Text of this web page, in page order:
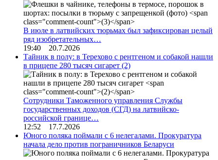
В июле в латвийских тюрьмах был зафиксирован целый
ряд изобретательных…
19:40 20.7.2026
Тайник в полу: в Терехово с рентгеном и собакой нашли
в прицепе 280 тысяч сигарет (2)
Сотрудники Таможенного управления Службы
государственных доходов (СГД) на латвийско-
российской границе…
12:52 17.7.2026
Юного поляка поймали с 6 нелегалами. Прокуратура
начала дело против пограничников Беларуси